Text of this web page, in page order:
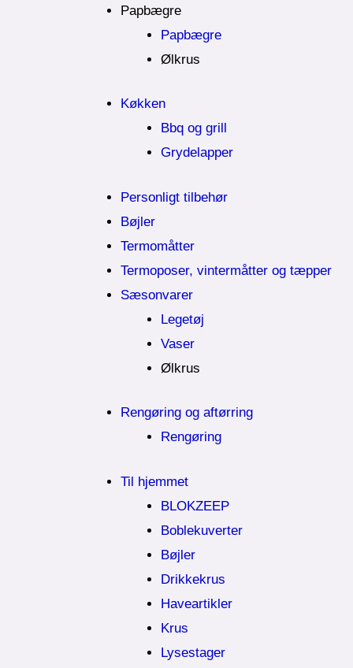
Papbægre
Papbægre
Ølkrus
Køkken
Bbq og grill
Grydelapper
Personligt tilbehør
Bøjler
Termomåtter
Termoposer, vintermåtter og tæpper
Sæsonvarer
Legetøj
Vaser
Ølkrus
Rengøring og aftørring
Rengøring
Til hjemmet
BLOKZEEP
Boblekuverter
Bøjler
Drikkekrus
Haveartikler
Krus
Lysestager